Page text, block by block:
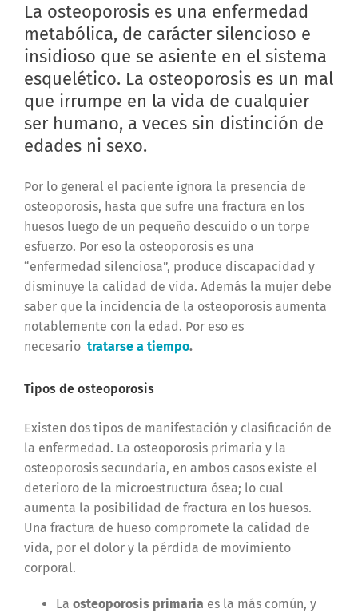
La osteoporosis es una enfermedad
metabólica, de carácter silencioso e
insidioso que se asiente en el sistema
esquelético. La osteoporosis es un mal
que irrumpe en la vida de cualquier
ser humano, a veces sin distinción de
edades ni sexo.
Por lo general el paciente ignora la presencia de
osteoporosis, hasta que sufre una fractura en los
huesos luego de un pequeño descuido o un torpe
esfuerzo. Por eso la osteoporosis es una
“enfermedad silenciosa”, produce discapacidad y
disminuye la calidad de vida. Además la mujer debe
saber que la incidencia de la osteoporosis aumenta
notablemente con la edad. Por eso es
necesario tratarse a tiempo.
Tipos de osteoporosis
Existen dos tipos de manifestación y clasificación de
la enfermedad. La osteoporosis primaria y la
osteoporosis secundaria, en ambos casos existe el
deterioro de la microestructura ósea; lo cual
aumenta la posibilidad de fractura en los huesos.
Una fractura de hueso compromete la calidad de
vida, por el dolor y la pérdida de movimiento
corporal.
La osteoporosis primariaes la más común, y